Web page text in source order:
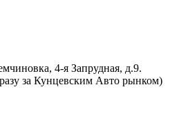
4-я Запрудная, д.9.
за Кунцевским Авто рынком)